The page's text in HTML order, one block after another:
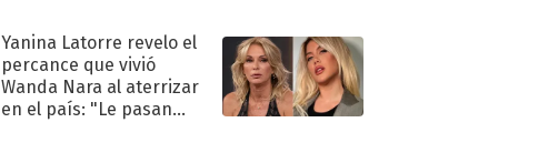
Yanina Latorre revelo el
percance que vivió
Wanda Nara al aterrizar
en el país: "Le pasan